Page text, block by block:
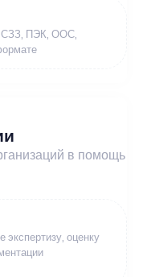
СЗЗ, ПЭК, ООС,
в помощь
экспертизу, оценку